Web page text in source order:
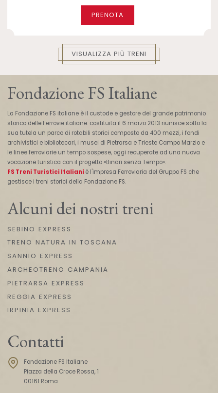
PRENOTA
VISUALIZZA PIÙ TRENI
Fondazione FS Italiane
La Fondazione FS italiane è il custode e gestore del grande patrimonio
storico delle Ferrovie italiane: costituita il 6 marzo 2013 riunisce sotto la
sua tutela un parco di rotabili storici composto da 400 mezzi, i fondi
archivistici e bibliotecari, i musei di Pietrarsa e Trieste Campo Marzio e
le linee ferroviarie un tempo sospese, oggi recuperate ad una nuova
vocazione turistica con il progetto «Binari senza Tempo».
FS Treni Turistici Italiani è l'impresa Ferroviaria del Gruppo FS che
gestisce i treni storici della Fondazione FS.
Alcuni dei nostri treni
SEBINO EXPRESS
TRENO NATURA IN TOSCANA
SANNIO EXPRESS
ARCHEOTRENO CAMPANIA
PIETRARSA EXPRESS
REGGIA EXPRESS
IRPINIA EXPRESS
Contatti
Fondazione FS Italiane
Piazza della Croce Rossa, 1
00161 Roma